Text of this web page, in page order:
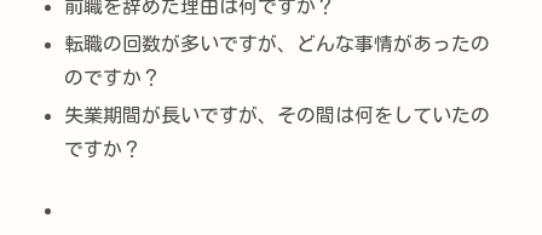
前職を辞めた理由は何ですか？
転職の回数が多いですが、どんな事情があったの
のですか？
失業期間が長いですが、その間は何をしていたの
ですか？